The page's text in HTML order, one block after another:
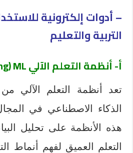
– أدوات إلكترونية
التربية والتعليم
أ- أنظمة التعلم الآليML
تعد أنظمة التعلم الآلي
الذكاء الاصطناعي في
هذه الأنظمة على تحليل
التعلم العميق لفهم أنماط